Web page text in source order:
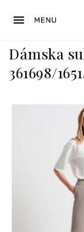
Dámska
361698/